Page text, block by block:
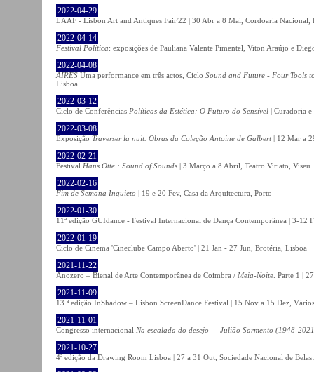
2022-04-29
LAAF - Lisbon Art and Antiques Fair'22 | 30 Abr a 8 Mai, Cordoaria Nacional,
2022-04-14
Festival Política: exposições de Pauliana Valente Pimentel, Viton Araújo e
2022-04-08
AIRES Uma performance em três actos, Ciclo Sound and Future - Four Tools
Lisboa
2022-03-12
Ciclo de Conferências Políticas da Estética: O Futuro do Sensível | Curadoria
2022-03-08
Exposição Traverser la nuit. Obras da Coleção Antoine de Galbert | 12 Mar a
2022-02-21
Festival Hans Otte : Sound of Sounds | 3 Março a 8 Abril, Teatro Viriato, Viseu.
2022-02-16
Fim de Semana Inquieto | 19 e 20 Fev, Casa da Arquitectura, Porto
2022-01-30
11ª edição GUIdance - Festival Internacional de Dança Contemporânea | 3-12
2022-01-19
Ciclo de Cinema 'Cineclube Campo Aberto' | 21 Jan - 27 Jun, Brotéria, Lisboa
2021-11-22
Anozero – Bienal de Arte Contemporânea de Coimbra / Meia-Noite . Parte 1 |
2021-11-09
13.ª edição InShadow – Lisbon ScreenDance Festival | 15 Nov a 15 Dez,
2021-11-01
Congresso internacional Na escalada do desejo — Julião Sarmento (1948-
2021-10-27
4ª edição da Drawing Room Lisboa | 27 a 31 Out, Sociedade Nacional de